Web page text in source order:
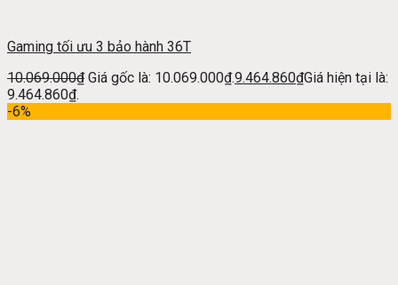
Gaming tối ưu 3 bảo hành 36T
10.069.000₫ Giá gốc là: 10.069.000₫.9.464.860₫Giá hiện tại là:
9.464.860₫.
-6%